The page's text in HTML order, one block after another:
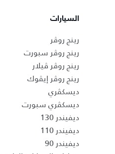
السيارات
رينج روڤر
رينج روڤر سبورت
رينج روڤر ڤيلار
رينج روڤر إيڤوك
ديسكڤري
ديسكڤري سبورت
ديفيندر 130
ديفيندر 110
ديفيندر 90